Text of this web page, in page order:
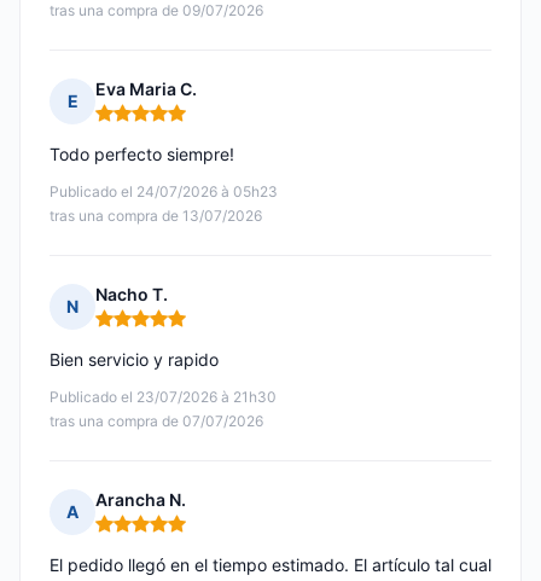
tras una compra de 09/07/2026
E
Eva Maria C.
Nota: 5 de 5
Publicado el 24/07/2026 à 05h23
tras una compra de 13/07/2026
Todo perfecto siempre!
N
Nacho T.
Nota: 5 de 5
Publicado el 23/07/2026 à 21h30
tras una compra de 07/07/2026
Bien servicio y rapido
A
Arancha N.
Nota: 5 de 5
El pedido llegó en el tiempo estimado. El artículo tal cual